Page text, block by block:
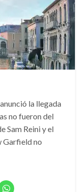
la llegada
no fueron del
Sam Reini y el
Garfield no